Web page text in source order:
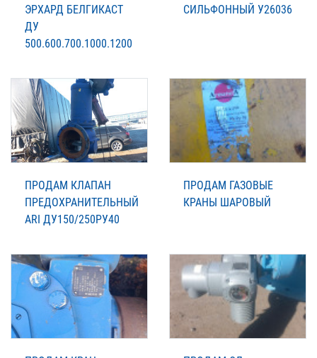
ЭРХАРД БЕЛГИКАСТ
ДУ
500.600.700.1000.1200
СИЛЬФОННЫЙ У26036
ПРОДАМ КЛАПАН
ПРЕДОХРАНИТЕЛЬНЫЙ
ARI ДУ150/250РУ40
ПРОДАМ ГАЗОВЫЕ
КРАНЫ ШАРОВЫЙ